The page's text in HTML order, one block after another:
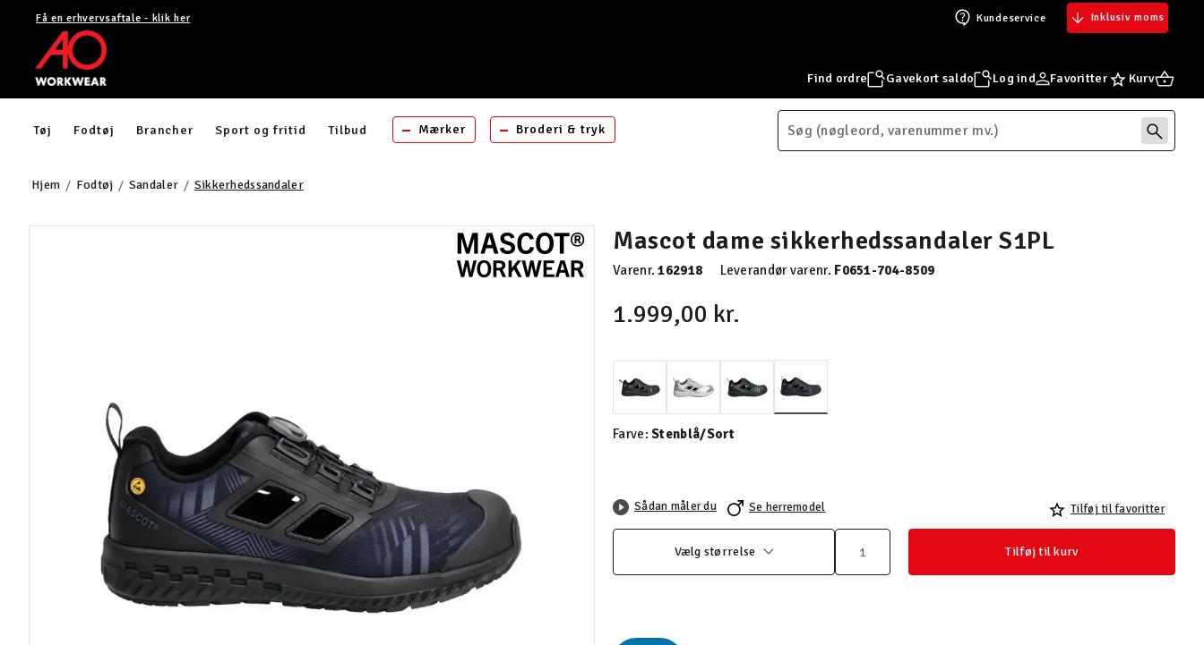
Få en erhvervsaftale - klik her Kundeservice Inklusiv moms
Find ordre Gavekort saldo Log ind Favoritter Kurv
Tøj Fodtøj Brancher Sport og fritid Tilbud Mærker Broderi & tryk
Hjem Fodtøj Sandaler Sikkerhedssandaler
Mascot dame sikkerhedssandaler S1PL
Varenr.162918 Leverandør varenr. F0651-704-8509
1.999,00 kr.
valgte
Farve:Stenblå/Sort
Sådan måler du Se herremodel Tilføj til favoritter
Vælg størrelse Tilføj til kurv